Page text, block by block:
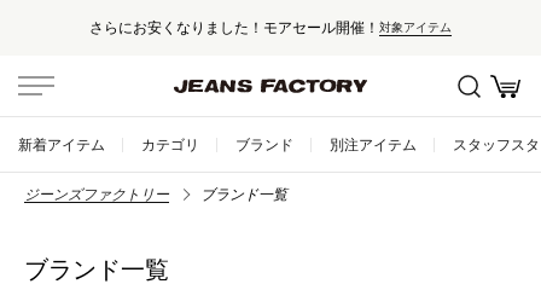
さらにお安くなりました！モアセール開催！対象アイテム
新着アイテム カテゴリ ブランド 別注アイテム スタッフス
ジーンズファクトリー ブランド一覧
ブランド一覧